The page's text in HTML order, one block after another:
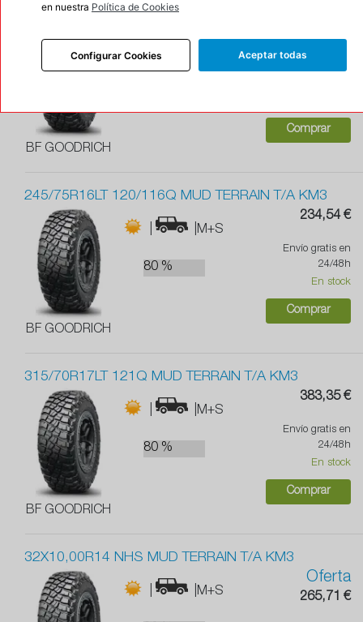
255/85R16LT 119/116Q MUD TERRAIN T/A KM3
BF GOODRICH
|
257,22 €
Envío gratis en
Comprar
245/75R16LT 120/116Q MUD TERRAIN T/A KM3
BF GOODRICH
| |M+S
80 %
234,54 €
Envío gratis en
24/48h
En stock
Comprar
315/70R17LT 121Q MUD TERRAIN T/A KM3
BF GOODRICH
| |M+S
80 %
383,35 €
Envío gratis en
24/48h
En stock
Comprar
32X10,00R14 NHS MUD TERRAIN T/A KM3
| |M+S
Oferta
265,71 €
en nuestra Política de Cookies
Configurar Cookies Aceptar todas